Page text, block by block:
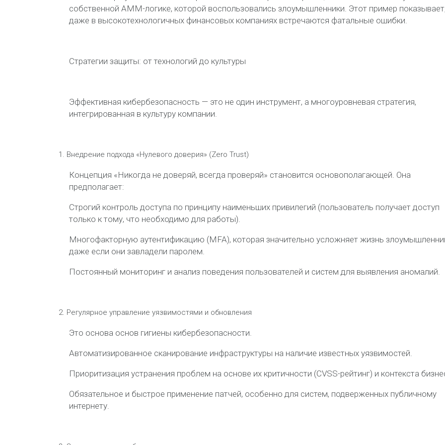
собственной AMM-логике, которой воспользовались злоумышленники. Этот пример
даже в высокотехнологичных финансовых компаниях встречаются фатальные ошибки.
Стратегии защиты: от технологий до культуры
Эффективная кибербезопасность — это не один инструмент, а многоуровневая стратегия,
интегрированная в культуру компании.
Внедрение подхода «Нулевого доверия» (Zero Trust)
Концепция «Никогда не доверяй, всегда проверяй» становится основополагающей. Она
предполагает:
Строгий контроль доступа по принципу наименьших привилегий (пользователь получает доступ
только к тому, что необходимо для работы).
Многофакторную аутентификацию (MFA), которая значительно усложняет жизнь
даже если они завладели паролем.
Постоянный мониторинг и анализ поведения пользователей и систем для выявления аномалий.
Регулярное управление уязвимостями и обновления
Это основа основ гигиены кибербезопасности.
Автоматизированное сканирование инфраструктуры на наличие известных уязвимостей.
Приоритизация устранения проблем на основе их критичности (CVSS-рейтинг) и контекста
Обязательное и быстрое применение патчей, особенно для систем, подверженных публичному
интернету.